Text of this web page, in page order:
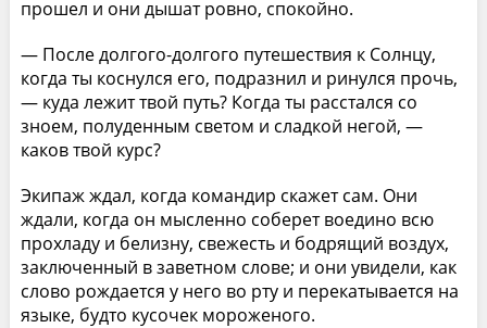
прошел и они дышат ровно, спокойно.
— После долгого-долгого путешествия к Солнцу,
когда ты коснулся его, подразнил и ринулся прочь,
— куда лежит твой путь? Когда ты расстался со
зноем, полуденным светом и сладкой негой, —
каков твой курс?
Экипаж ждал, когда командир скажет сам. Они
ждали, когда он мысленно соберет воедино всю
прохладу и белизну, свежесть и бодрящий воздух,
заключенный в заветном слове; и они увидели, как
слово рождается у него во рту и перекатывается на
языке, будто кусочек мороженого.